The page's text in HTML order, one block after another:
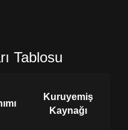
Tablosu
Kuruyemiş
Kaynağı